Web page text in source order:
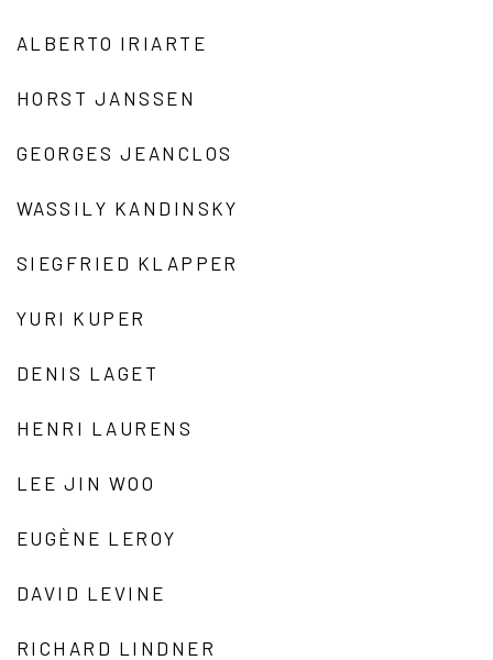
ALBERTO IRIARTE
HORST JANSSEN
GEORGES JEANCLOS
WASSILY KANDINSKY
SIEGFRIED KLAPPER
YURI KUPER
DENIS LAGET
HENRI LAURENS
LEE JIN WOO
EUGÈNE LEROY
DAVID LEVINE
RICHARD LINDNER